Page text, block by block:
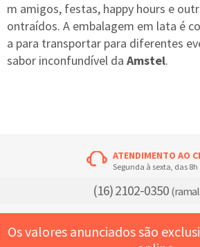
m amigos, festas, happy hours e
ontraídos. A embalagem em lata é
a para transportar para diferentes
sabor inconfundível da Amstel.
ATENDIMENTO AO
Segunda à sexta, das 8h
(16) 2102-0350(ramal
Os valores anunciados são